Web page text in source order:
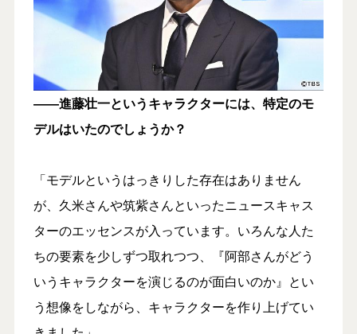
――進藤壮一というキャラクターには、特定のモ
デルはいたのでしょうか？
「モデルというはっきりした存在はありません
が、久米さんや筑紫さんといったニュースキャス
ターのエッセンスが入っています。いろんな人た
ちの要素を少しずつ取れつつ、『阿部さんがどう
いうキャラクターを演じるのが面白いのか』とい
う想像をしながら、キャラクターを作り上げてい